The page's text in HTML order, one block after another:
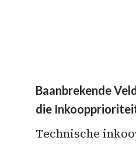
Baanbrekende
die
Technische